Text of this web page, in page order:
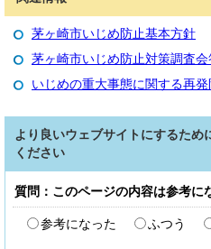
茅ヶ崎市いじめ防止基本方針
茅ヶ崎市いじめ防止対策調査会
いじめの重大事態に関する再発
より良いウェブサイトにするため
ください
質問：このページの内容は参考に
参考になった ふつう